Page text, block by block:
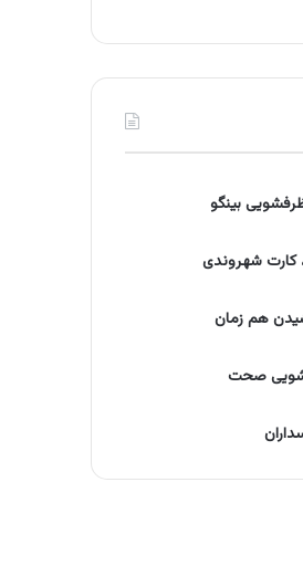
بینگو
کارت شهروندی
هم زمان
صحت